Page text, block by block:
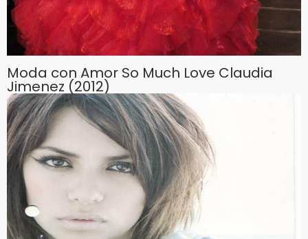
Moda con Amor So Much Love Claudia
Jimenez (2012)